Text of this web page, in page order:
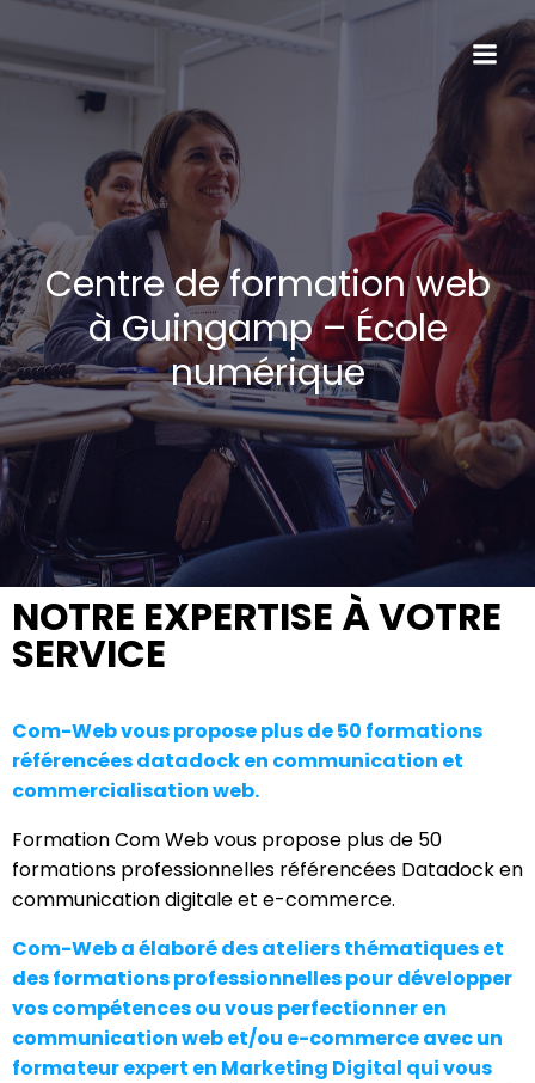
Centre de formation web
à Guingamp – École
numérique
NOTRE EXPERTISE À VOTRE
SERVICE
Com-Web vous propose plus de 50 formations
référencées datadock en communication et
commercialisation web.
Formation Com Web vous propose plus de 50
formations professionnelles référencées Datadock en
communication digitale et e-commerce.
Com-Web a élaboré des ateliers thématiques et
des formations professionnelles pour développer
vos compétences ou vous perfectionner en
communication web et/ou e-commerce avec un
formateur expert en Marketing Digital qui vous